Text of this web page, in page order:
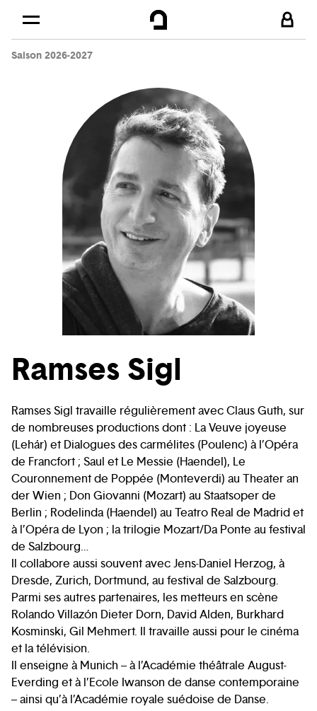
Skip to
Saison 2026-2027
Ramses Sigl
Ramses Sigl travaille régulièrement avec Claus Guth, sur
de nombreuses productions dont : La Veuve joyeuse
(Lehár) et Dialogues des carmélites (Poulenc) à l’Opéra
de Francfort ; Saul et Le Messie (Haendel), Le
Couronnement de Poppée (Monteverdi) au Theater an
der Wien ; Don Giovanni (Mozart) au Staatsoper de
Berlin ; Rodelinda (Haendel) au Teatro Real de Madrid et
à l’Opéra de Lyon ; la trilogie Mozart/Da Ponte au festival
de Salzbourg…
Il collabore aussi souvent avec Jens-Daniel Herzog, à
Dresde, Zurich, Dortmund, au festival de Salzbourg.
Parmi ses autres partenaires, les metteurs en scène
Rolando Villazón Dieter Dorn, David Alden, Burkhard
Kosminski, Gil Mehmert. Il travaille aussi pour le cinéma
et la télévision.
Il enseigne à Munich – à l’Académie théâtrale August-
Everding et à l’Ecole Iwanson de danse contemporaine
– ainsi qu’à l’Académie royale suédoise de Danse.